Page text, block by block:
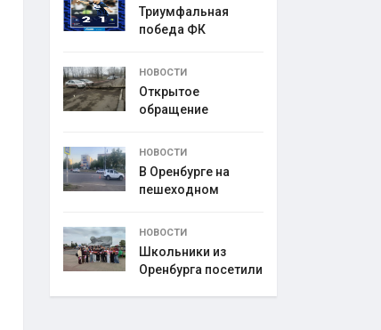
Триумфальная
победа ФК
НОВОСТИ
Открытое
обращение
НОВОСТИ
В Оренбурге на
пешеходном
НОВОСТИ
Школьники из
Оренбурга посетили